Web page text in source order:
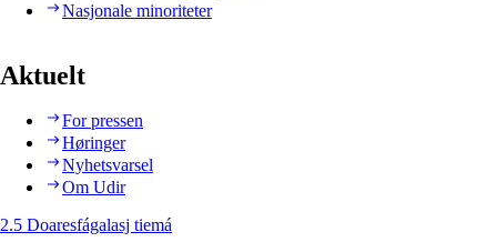
Nasjonale minoriteter
Aktuelt
For pressen
Høringer
Nyhetsvarsel
Om Udir
2.5 Doaresfágalasj tiemá